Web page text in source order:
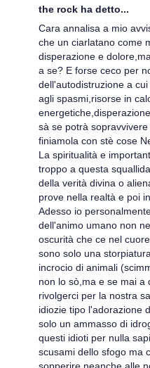
the rock ha detto...
Cara annalisa a mio
che un ciarlatano come
disperazione e
a se? E forse ceco per
dell'autodistruzione a
agli spasmi,risorse in
sà se potrà
finiamola con stè cose
La spiritualità e
troppo a questa
della verità divina o
prove nella realtà e poi
Adesso io
dell'animo umano non
oscurità che ce nel
sono solo una
incrocio di animali
non lo sò,ma e se mai a
rivolgerci per la nostra
idiozie tipo l'adorazione
solo un ammasso di
questi idioti per nulla
scusami dello sfogo ma
sopperire neanche alle